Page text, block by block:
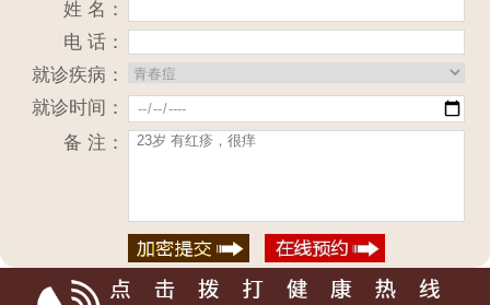
姓 名：
电 话：
就诊疾病：
就诊时间：
备 注：